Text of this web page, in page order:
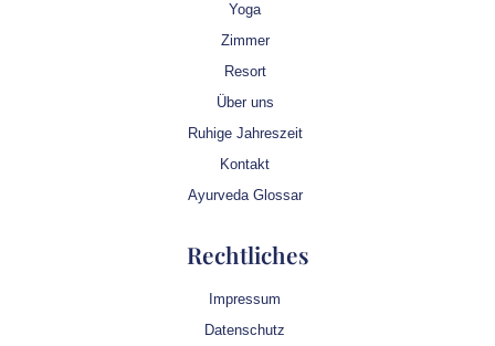
Yoga
Zimmer
Resort
Über uns
Ruhige Jahreszeit
Kontakt
Ayurveda Glossar
Rechtliches
Impressum
Datenschutz